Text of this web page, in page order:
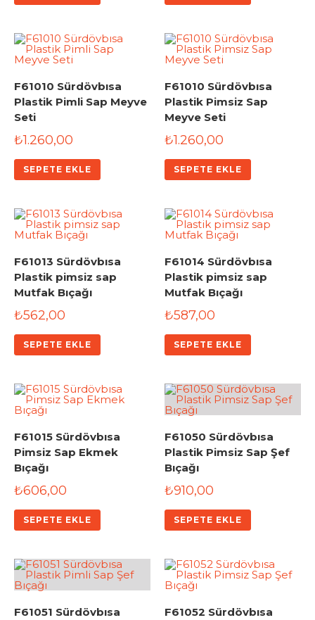
F61010 Sürdövbısa
Plastik Pimli Sap Meyve
Seti
₺1.260,00
SEPETE EKLE
F61010 Sürdövbısa
Plastik Pimsiz Sap
Meyve Seti
₺1.260,00
SEPETE EKLE
F61013 Sürdövbısa
Plastik pimsiz sap
Mutfak Bıçağı
₺562,00
SEPETE EKLE
F61014 Sürdövbısa
Plastik pimsiz sap
Mutfak Bıçağı
₺587,00
SEPETE EKLE
F61015 Sürdövbısa
Pimsiz Sap Ekmek
Bıçağı
₺606,00
SEPETE EKLE
F61050 Sürdövbısa
Plastik Pimsiz Sap Şef
Bıçağı
₺910,00
SEPETE EKLE
F61051 Sürdövbısa
F61052 Sürdövbısa